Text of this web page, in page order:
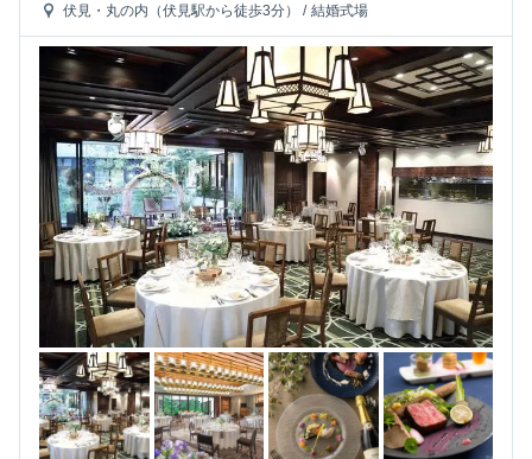
伏見・丸の内（伏見駅から徒歩3分） / 結婚式場